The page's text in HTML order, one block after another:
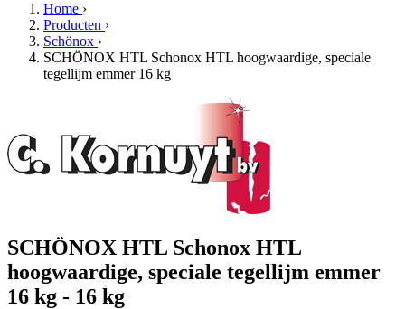
Home ›
Producten ›
Schönox ›
SCHÖNOX HTL Schonox HTL hoogwaardige, speciale
tegellijm emmer 16 kg
SCHÖNOX HTL Schonox HTL
hoogwaardige, speciale tegellijm emmer
16 kg - 16 kg